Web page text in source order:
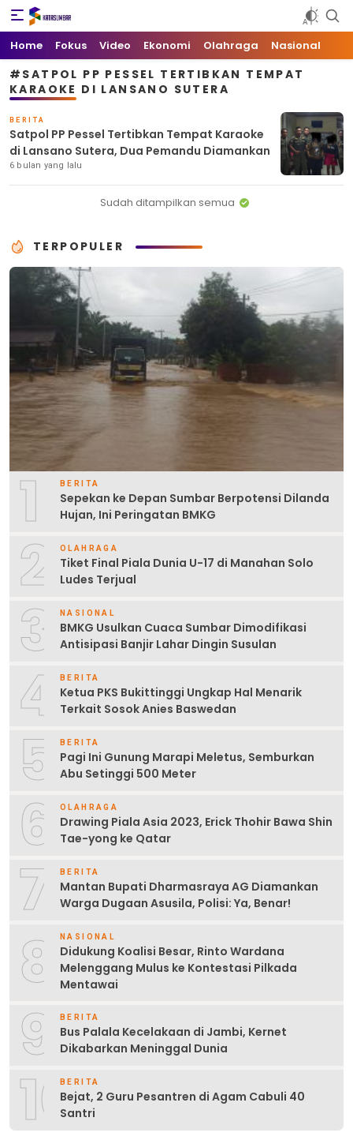
Kata Sumbar
Berita Sumbar Hari Ini
Home Fokus Video Ekonomi Olahraga Nasional
#SATPOL PP PESSEL TERTIBKAN TEMPAT
KARAOKE DI LANSANO SUTERA
BERITA
Satpol PP Pessel Tertibkan Tempat Karaoke
di Lansano Sutera, Dua Pemandu Diamankan
6 bulan yang lalu
Sudah ditampilkan semua
TERPOPULER
1 BERITA
Sepekan ke Depan Sumbar Berpotensi Dilanda
Hujan, Ini Peringatan BMKG
2 OLAHRAGA
Tiket Final Piala Dunia U-17 di Manahan Solo
Ludes Terjual
3 NASIONAL
BMKG Usulkan Cuaca Sumbar Dimodifikasi
Antisipasi Banjir Lahar Dingin Susulan
4 BERITA
Ketua PKS Bukittinggi Ungkap Hal Menarik
Terkait Sosok Anies Baswedan
5 BERITA
Pagi Ini Gunung Marapi Meletus, Semburkan
Abu Setinggi 500 Meter
6 OLAHRAGA
Drawing Piala Asia 2023, Erick Thohir Bawa Shin
Tae-yong ke Qatar
7 BERITA
Mantan Bupati Dharmasraya AG Diamankan
Warga Dugaan Asusila, Polisi: Ya, Benar!
8 NASIONAL
Didukung Koalisi Besar, Rinto Wardana
Melenggang Mulus ke Kontestasi Pilkada
Mentawai
9 BERITA
Bus Palala Kecelakaan di Jambi, Kernet
Dikabarkan Meninggal Dunia
10BERITA
Bejat, 2 Guru Pesantren di Agam Cabuli 40
Santri